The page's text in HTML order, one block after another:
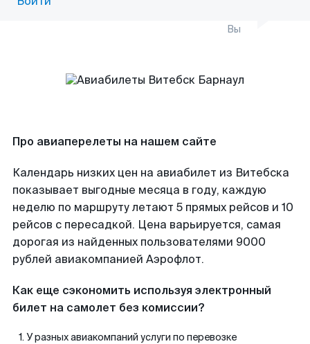
Вы
Про авиаперелеты на нашем сайте
Календарь низких цен на авиабилет из Витебска
показывает выгодные месяца в году, каждую
неделю по маршруту летают 5 прямых рейсов и 10
рейсов с пересадкой. Цена варьируется, самая
дорогая из найденных пользователями 9000
рублей авиакомпанией Аэрофлот.
Как еще сэкономить используя электронный
билет на самолет без комиссии?
У разных авиакомпаний услуги по перевозке